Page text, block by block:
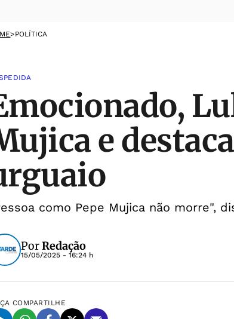
>POLÍTICA
e
como Pepe Mujica não morre",
PorRedação
15/05/2025 - 16:24 h
COMPARTILHE